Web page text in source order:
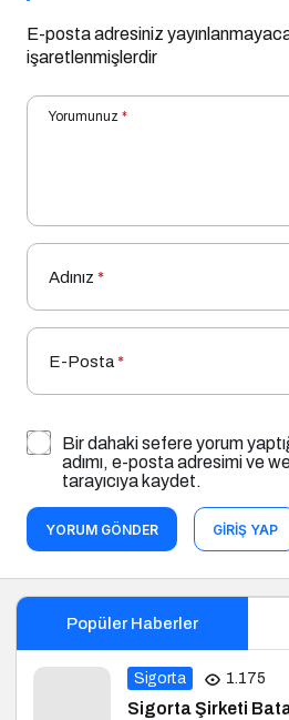
E-posta adresiniz
işaretlenmişlerdir
Yorumunuz *
Adınız *
E-Posta*
Bir dahaki sefere yorum
adımı, e-posta adresimi ve
tarayıcıya kaydet.
YORUM GÖNDER GIRIŞ YAP
Popüler Haberler
Sigorta 1.175
Sigorta Şirketi